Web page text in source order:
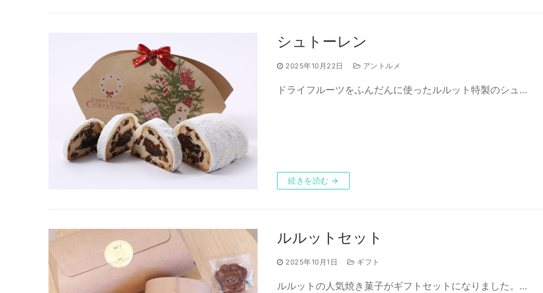
シュトーレン
2025年10月22日 アントルメ
ドライフルーツをふんだんに使ったルルット特製のシュ…
続きを読む →
ルルットセット
2025年10月1日 ギフト
ルルットの人気焼き菓子がギフトセットになりました。…